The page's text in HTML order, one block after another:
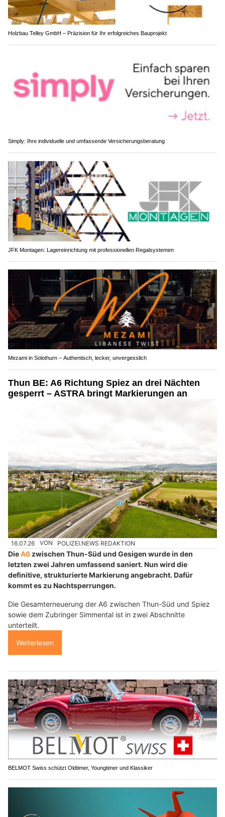
Holzbau Telley GmbH – Präzision für Ihr erfolgreiches Bauprojekt
Simply: Ihre individuelle und umfassende Versicherungsberatung
JFK Montagen: Lagereinrichtung mit professionellen Regalsystemen
Mezami in Solothurn – Authentisch, lecker, unvergesslich
Thun BE: A6 Richtung Spiez an drei Nächten
gesperrt – ASTRA bringt Markierungen an
16.07.26 VON POLIZEI.NEWS REDAKTION
DieA6 zwischen Thun-Süd und Gesigen wurde in den
letzten zwei Jahren umfassend saniert. Nun wird die
definitive, strukturierte Markierung angebracht. Dafür
kommt es zu Nachtsperrungen.
Die Gesamterneuerung der A6 zwischen Thun-Süd und Spiez
sowie dem Zubringer Simmental ist in zwei Abschnitte
unterteilt.
Weiterlesen
BELMOT Swiss schützt Oldtimer, Youngtimer und Klassiker